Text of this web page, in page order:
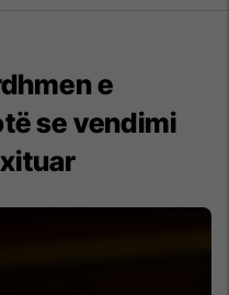
e
se vendimi